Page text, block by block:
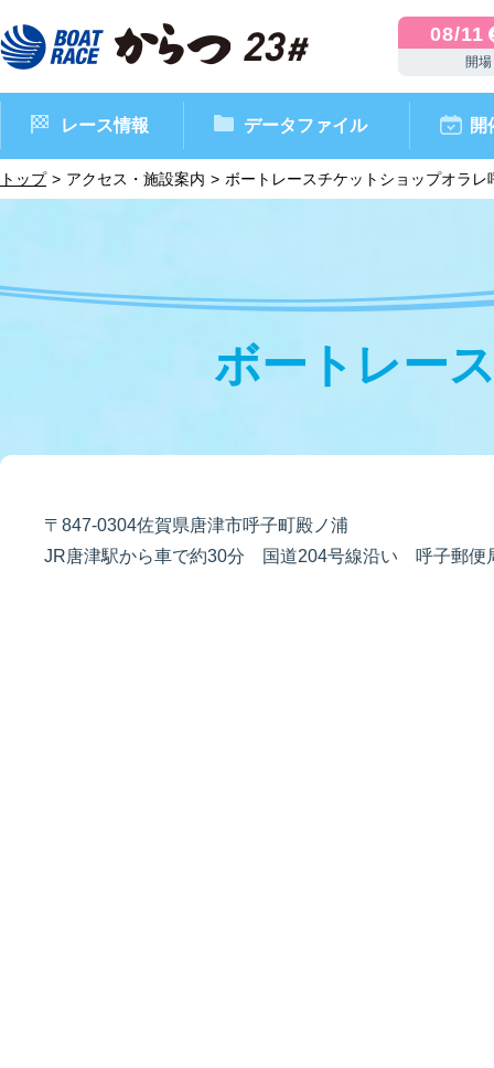
08/11
開場
レース情報
シリーズインデックス レース結果
データファイル
ボートデータ
佐賀支部選手一覧 記念競走優勝選手一覧
開
インフォメーション イベント情報
ボートレースからつ（本場） 外向発売所 ドリームピッ
マンスリーレースガイド
トップ アクセス・施設案内 ボートレースチケットショップオラレ
ボートレー
〒847-0304佐賀県唐津市呼子町殿ノ浦
JR唐津駅から車で約30分 国道204号線沿い 呼子郵便